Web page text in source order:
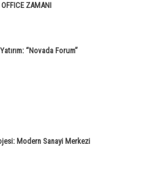
OFFICE ZAMANI
“Novada Forum”
Modern Sanayi Merkezi